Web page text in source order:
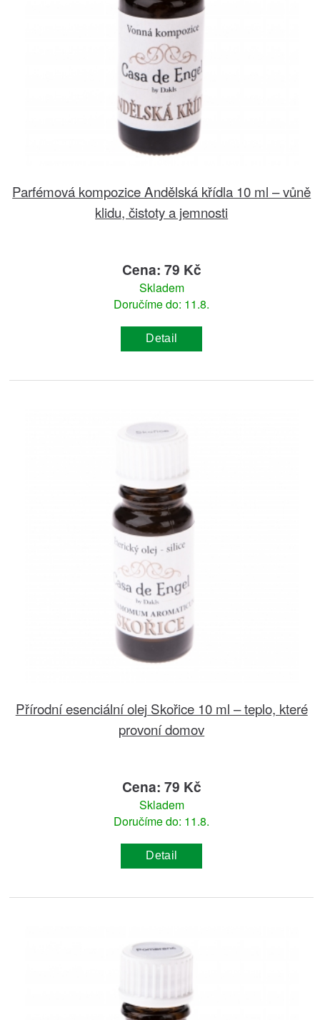
Parfémová kompozice Andělská křídla 10 ml – vůně
klidu, čistoty a jemnosti
Cena: 79 Kč
Skladem
Doručíme do: 11.8.
Detail
Přírodní esenciální olej Skořice 10 ml – teplo, které
provoní domov
Cena: 79 Kč
Skladem
Doručíme do: 11.8.
Detail